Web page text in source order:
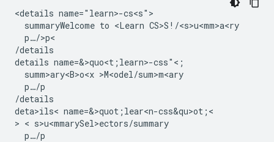
<details name="learn>-cs<s">
  summaryWelcome to <Learn CS>S!/<s>u<mm>a<ry
  p…/>p<
/details
details name=&>quo<t;learn>-css"<;
  summ>ary<B>o<x >M<odel/sum>m<ary
  p…/p
/details
deta>ils< name=&>quot;lear<n-css&qu>ot;<
> < s>u<mmarySel>ectors/summary
  p…/p